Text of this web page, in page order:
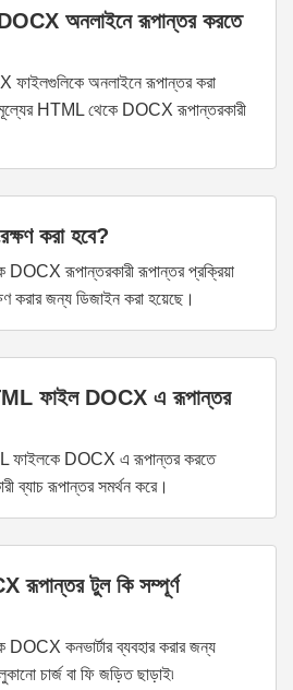
অনলাইনে রূপান্তর করতে
অনলাইনে রূপান্তর করা
HTML থেকে DOCX রূপান্তরকারী
করা হবে?
রূপান্তরকারী রূপান্তর প্রক্রিয়া
করার জন্য ডিজাইন করা হয়েছে।
ফাইল DOCX এ রূপান্তর
ফাইলকে DOCX এ রূপান্তর করতে
ব্যাচ রূপান্তর সমর্থন করে।
রূপান্তর টুল কি সম্পূর্ণ
কনভার্টার ব্যবহার করার জন্য
চার্জ বা ফি জড়িত ছাড়াই৷